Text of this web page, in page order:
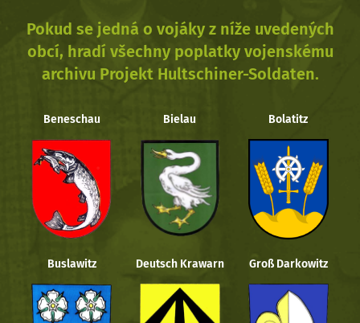
Pokud se jedná o vojáky z níže uvedených
obcí, hradí všechny poplatky vojenskému
archivu Projekt Hultschiner-Soldaten.
Beneschau Bielau Bolatitz
Buslawitz Deutsch Krawarn Groß Darkowitz